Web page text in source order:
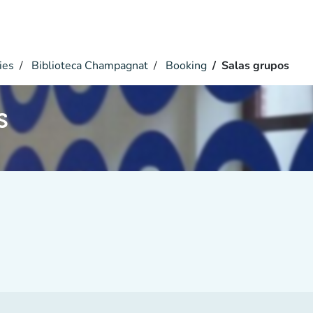
Biblioteca Champagnat Booking Salas grupos